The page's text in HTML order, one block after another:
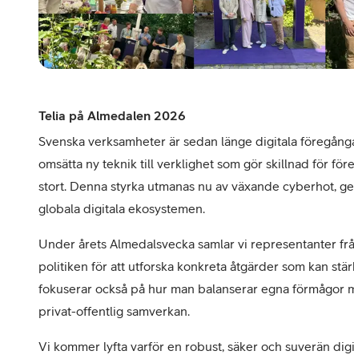
Telia på Almedalen 2026
Svenska verksamheter är sedan länge digitala
omsätta ny teknik till verklighet som gör skillnad för
stort. Denna styrka utmanas nu av växande cyberhot,
globala digitala ekosystemen.​ ​
Under årets Almedalsvecka samlar vi representanter
politiken för att utforska konkreta åtgärder som kan
fokuserar också på hur man balanserar egna
privat-offentlig samverkan.
Vi kommer lyfta varför en robust, säker och suverän